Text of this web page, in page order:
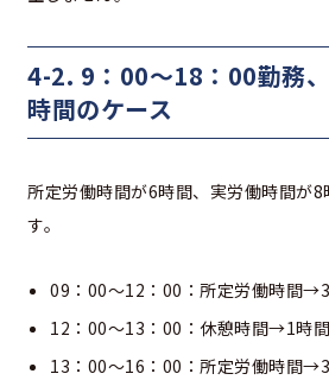
4-2. 9：00～18：00勤務
時間のケース
所定労働時間が6時間、実労働時間が
す。
09：00～12：00：所定労働時間
12：00～13：00：休憩時間→1時間
13：00～16：00：所定労働時間